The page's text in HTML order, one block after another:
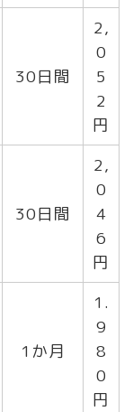
30日間
2,
0
5
2
円
30日間
2,
0
4
6
円
1か月
1.
9
8
0
円